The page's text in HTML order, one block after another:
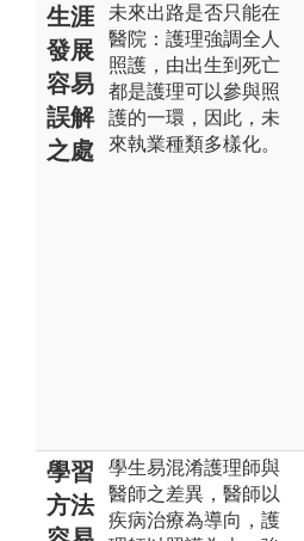
生涯
發展
容易
誤解
之處
未來出路是否只能在
醫院：護理強調全人
照護，由出生到死亡
都是護理可以參與照
護的一環，因此，未
來執業種類多樣化。
學習
方法
學生易混淆護理師與
醫師之差異，醫師以
疾病治療為導向，護